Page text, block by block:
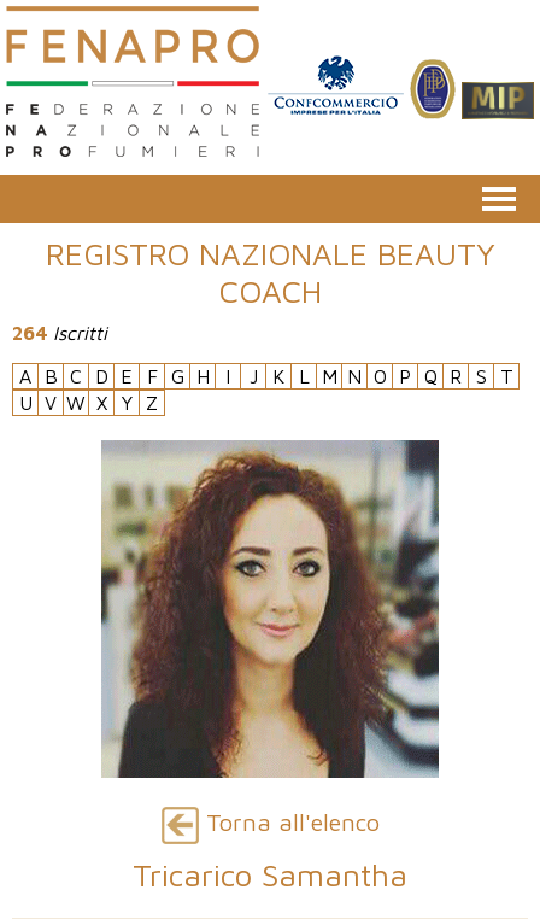
REGISTRO NAZIONALE BEAUTY
COACH
264 Iscritti
A
B C D E F G H I J K L M N O P Q R S
T
U
V W X Y Z
Torna all'elenco
Tricarico Samantha